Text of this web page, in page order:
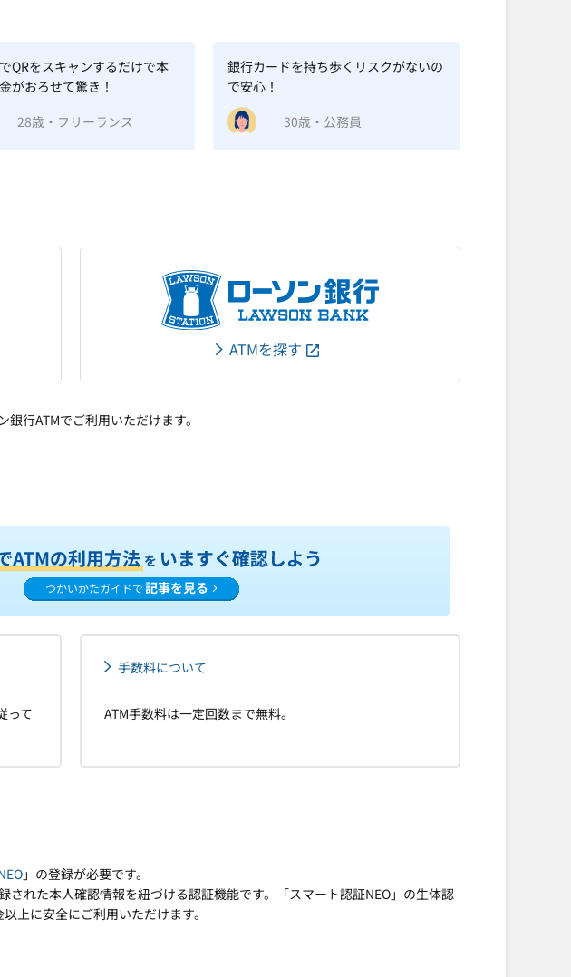
QRをスキャンするだけで本
がおろせて驚き！
28歳・フリーランス
銀行カードを持ち歩くリスクがないの
で安心！
30歳・公務員
ATMを探す
行ATMでご利用いただけます。
って
手数料について
ATM手数料は一定回数まで無料。
」の登録が必要です。
された本人確認情報を紐づける認証機能です。「スマート認証NEO」の生体認
上に安全にご利用いただけます。